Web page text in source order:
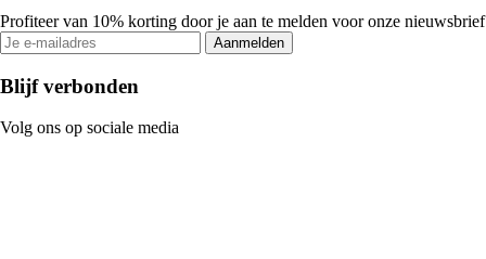
Profiteer van 10% korting door je aan te melden voor onze nieuwsbrief
Aanmelden
Blijf verbonden
Volg ons op sociale media